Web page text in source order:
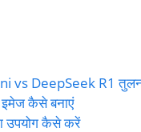
vs DeepSeek R1
इमेज कैसे बनाएं
उपयोग कैसे करें